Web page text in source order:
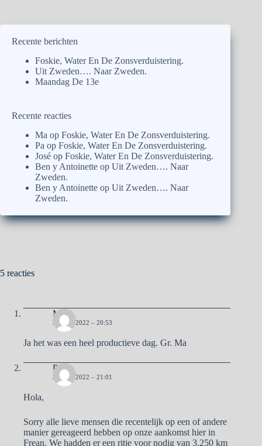
Recente berichten
Foskie, Water En De Zonsverduistering.
Uit Zweden…. Naar Zweden.
Maandag De 13e
Recente reacties
Ma op Foskie, Water En De Zonsverduistering.
Pa op Foskie, Water En De Zonsverduistering.
José op Foskie, Water En De Zonsverduistering.
Ben y Antoinette op Uit Zweden…. Naar
Zweden.
Ben y Antoinette op Uit Zweden…. Naar
Zweden.
5 reacties
Ma
30 MEI 2022 – 20:53
Ja het was een heel productieve dag. Gr. Ma
Pa
30 MEI 2022 – 21:01
Hola,
Sorry alle lieve mensen die recentelijk op een of andere
manier gereageerd hebben op onze aankomst hier in
Frean. We hadden er een ritje voor nodig van 3.250 km